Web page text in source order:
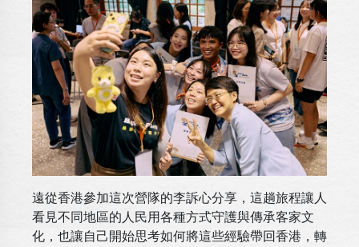
遠從香港參加這次營隊的李訴心分享，這趟旅程讓人
看見不同地區的人民用各種方式守護與傳承客家文
化，也讓自己開始思考如何將這些經驗帶回香港，轉